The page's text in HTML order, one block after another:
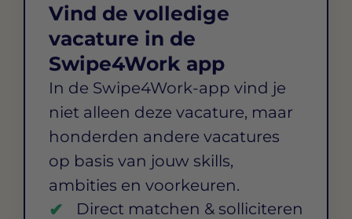
Vind de volledige
vacature in de
Swipe4Work app
In de Swipe4Work-app vind je
niet alleen deze vacature, maar
honderden andere vacatures
op basis van jouw skills,
ambities en voorkeuren.
Direct matchen & solliciteren